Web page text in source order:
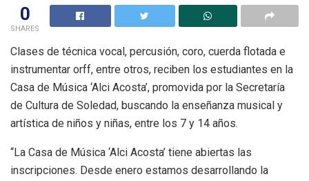
0
SHARES
Clases de técnica vocal, percusión, coro, cuerda flotada e
instrumentar orff, entre otros, reciben los estudiantes en la
Casa de Música ‘Alci Acosta’, promovida por la Secretaría
de Cultura de Soledad, buscando la enseñanza musical y
artística de niños y niñas, entre los 7 y 14 años.
“La Casa de Música ‘Alci Acosta’ tiene abiertas las
inscripciones. Desde enero estamos desarrollando la